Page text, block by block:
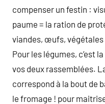
compenser un festin :
paume = la ration de
viandes, œufs, végétales
Pour les légumes, c’est
vos deux rassemblées.
correspond à la bout de
le fromage ! pour